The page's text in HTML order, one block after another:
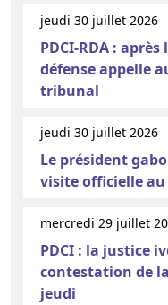
jeudi 30 juillet 2026
PDCI-RDA :
défense appelle
tribunal
jeudi 30 juillet 2026
Le président
visite officielle au
mercredi 29 juillet
PDCI : la justice
contestation de
jeudi